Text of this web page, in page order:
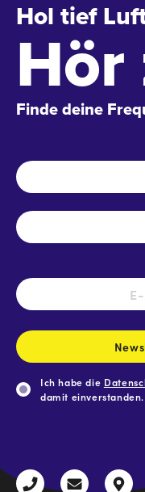
Hol tief
Hör
Finde deine
Name *
E-
Mail-
Ich habe die
damit einverstanden.
+43